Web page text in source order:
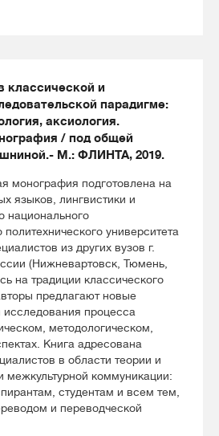
классической и
парадигме:
аксиология.
/ под общей
М.: ФЛИНТА, 2019.
монография подготовлена на
языков, лингвистики и
национального
политехнического университета
из других вузов г.
(Нижневартовск, Тюмень,
на традиции классического
предлагают новые
исследования процесса
методологическом,
Книга адресована
в области теории и
межкультурной коммуникации:
студентам и всем тем,
и переводческой